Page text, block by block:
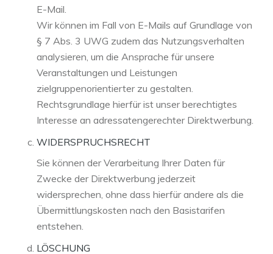
E-Mail.
Wir können im Fall von E-Mails auf Grundlage von
§ 7 Abs. 3 UWG zudem das Nutzungsverhalten
analysieren, um die Ansprache für unsere
Veranstaltungen und Leistungen
zielgruppenorientierter zu gestalten.
Rechtsgrundlage hierfür ist unser berechtigtes
Interesse an adressatengerechter Direktwerbung.
WIDERSPRUCHSRECHT
Sie können der Verarbeitung Ihrer Daten für
Zwecke der Direktwerbung jederzeit
widersprechen, ohne dass hierfür andere als die
Übermittlungskosten nach den Basistarifen
entstehen.
LÖSCHUNG